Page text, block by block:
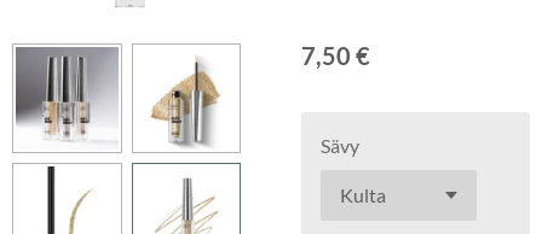
7,50 €
Sävy